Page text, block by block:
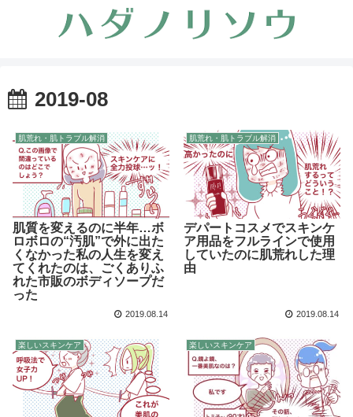
2019-08
肌荒れ・肌トラブル解消
肌質を変えるのに半年…ボ
ロボロの“汚肌”で外に出た
くなかった私の人生を変え
てくれたのは、ごくありふ
れた市販のボディソープだ
った
2019.08.14
肌荒れ・肌トラブル解消
デパートコスメでスキンケ
ア用品をフルラインで使用
していたのに肌荒れした理
由
2019.08.14
楽しいスキンケア 楽しいスキンケア